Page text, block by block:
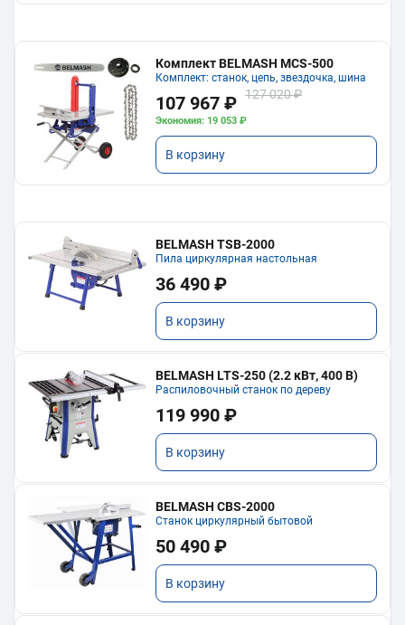
Комплект BELMASH MCS-500
Комплект: станок, цепь, звездочка, шина
107 967 ₽ 127 020 ₽
Экономия: 19 053 ₽
В корзину
BELMASH TSB-2000
Пила циркулярная настольная
36 490 ₽
В корзину
BELMASH LTS-250 (2.2 кВт, 400 В)
Распиловочный станок по дереву
119 990 ₽
В корзину
BELMASH CBS-2000
Станок циркулярный бытовой
50 490 ₽
В корзину